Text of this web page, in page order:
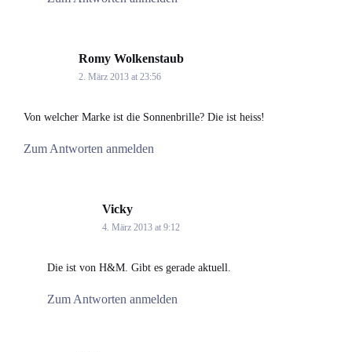
Romy Wolkenstaub
2. März 2013 at 23:56
Von welcher Marke ist die Sonnenbrille? Die ist heiss!
Zum Antworten anmelden
Vicky
4. März 2013 at 9:12
Die ist von H&M. Gibt es gerade aktuell.
Zum Antworten anmelden